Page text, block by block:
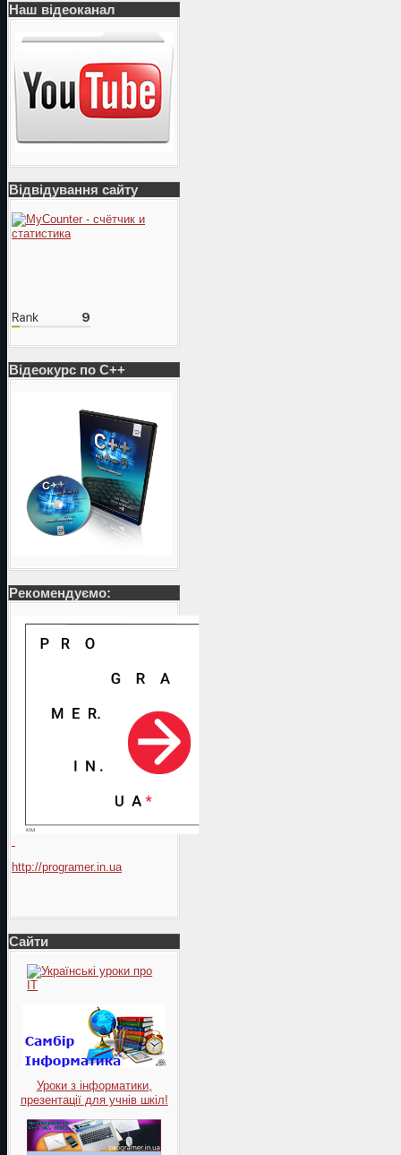
Наш відеоканал
Відвідування сайту
Відеокурс по С++
Рекомендуємо:
http://programer.in.ua
Сайти
Уроки з інформатики,
презентації для учнів шкіл!